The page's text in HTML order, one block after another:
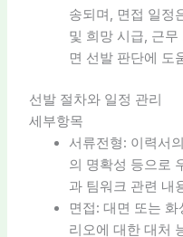
송되며, 면접 일정
및 희망 시급, 근
면 선발 판단에 도
선발 절차와 일정 관리
세부항목
서류전형: 이력서
의 명확성 등으로
과 팀워크 관련 내
면접: 대면 또는
리오에 대한 대처